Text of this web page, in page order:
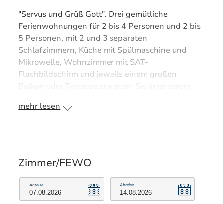
"Servus und Grüß Gott". Drei gemütliche
Ferienwohnungen für 2 bis 4 Personen und 2 bis
5 Personen, mit 2 und 3 separaten
Schlafzimmern, Küche mit Spülmaschine und
Mikrowelle, Wohnzimmer mit SAT-
Flachbildschirm und jeweils einem großen
unmittelbarer Nähe befindet sich das
erreichbar. Ideal auch für Bahnreisende. Aus
hygienischen Gründen
Besuchen Sie unsere Homepage
ferienwohnungen-stockinger.de ↗
oder rufen
mehr lesen
Zimmer/FEWO
Anreise Abreise